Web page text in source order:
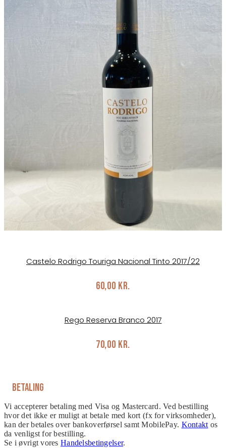
Castelo Rodrigo Touriga Nacional Tinto 2017/22
60,00 kr.
Rego Reserva Branco 2017
70,00 kr.
Betaling
Vi accepterer betaling med Visa og Mastercard. Ved bestilling
hvor det ikke er muligt at betale med kort (fx for virksomheder),
kan der betales over bankoverførsel samt MobilePay. Kontakt os
da venligst for bestilling.
Se i øvrigt voresHandelsbetingelser.